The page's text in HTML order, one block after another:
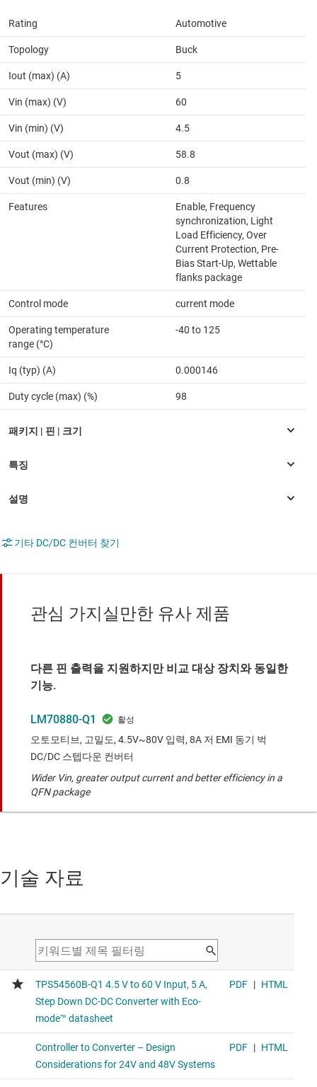
Rating Automotive
Topology Buck
Iout (max) (A) 5
Vin (max) (V) 60
Vin (min) (V) 4.5
Vout (max) (V) 58.8
Vout (min) (V) 0.8
Features
Enable, Frequency
synchronization, Light
Load Efficiency, Over
Current Protection, Pre-
Bias Start-Up, Wettable
flanks package
Control mode current mode
Operating temperature
range (°C)
-40 to 125
Iq (typ) (A) 0.000146
Duty cycle (max) (%) 98
기타 DC/DC 컨버터 찾기
관심 가지실만한 유사 제품
다른 핀 출력을 지원하지만 비교 대상 장치와 동일한
기능.
LM70880-Q1
오토모티브, 고밀도, 4.5V~80V 입력, 8A 저 EMI 동기 벅
DC/DC 스텝다운 컨버터
Wider Vin, greater output current and better efficiency in a
QFN package
기술 자료